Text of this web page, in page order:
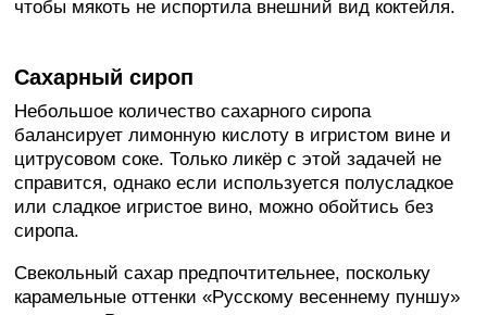
чтобы мякоть не испортила внешний вид коктейля.
Сахарный сироп
Небольшое количество сахарного сиропа
балансирует лимонную кислоту в игристом вине и
цитрусовом соке. Только ликёр с этой задачей не
справится, однако если используется полусладкое
или сладкое игристое вино, можно обойтись без
сиропа.
Свекольный сахар предпочтительнее, поскольку
карамельные оттенки «Русскому весеннему пуншу»